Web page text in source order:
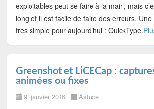
exploitables peut se faire à la main, mais
long et il est facile de faire des erreurs.
très simple pour aujourd’hui : QuickType.
Greenshot et LiCECap :
animées ou fixes
9. janvier 2016 Astuce